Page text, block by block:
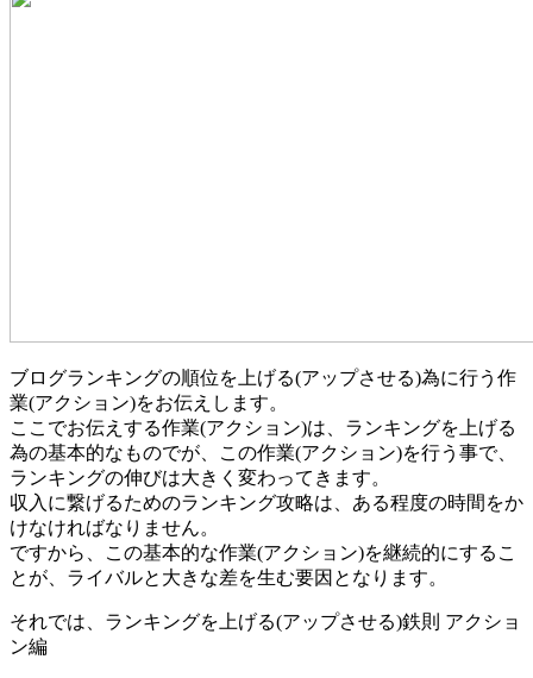
ブログランキングの順位を上げる(アップさせる)為に行う作
業(アクション)をお伝えします。
ここでお伝えする作業(アクション)は、ランキングを上げる
為の基本的なものでが、この作業(アクション)を行う事で、
ランキングの伸びは大きく変わってきます。
収入に繋げるためのランキング攻略は、ある程度の時間をか
けなければなりません。
ですから、
この基本的な作業(アクション)を継続的にするこ
とが、ライバルと大きな差を生む要因となります。
それでは、ランキングを上げる(アップさせる)鉄則 アクショ
ン編